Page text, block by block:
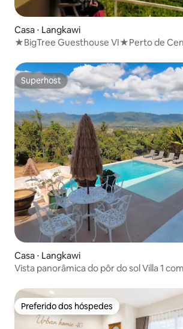
Casa ⋅ Langkawi
★BigTree Guesthouse VI★Perto de
Superhost
Superhost
Casa ⋅ Langkawi
Vista panorâmica do pôr do sol Villa 1
Preferido dos hóspedes
Preferido dos hóspedes